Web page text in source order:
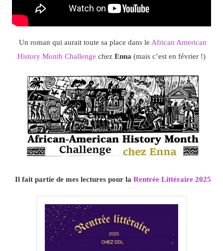
Un roman qui aurait toute sa place dans le African American
History Month Challenge chez Enna (mais c’est en février !)
Il fait partie de mes lectures pour la Rentrée Littéraire 2025